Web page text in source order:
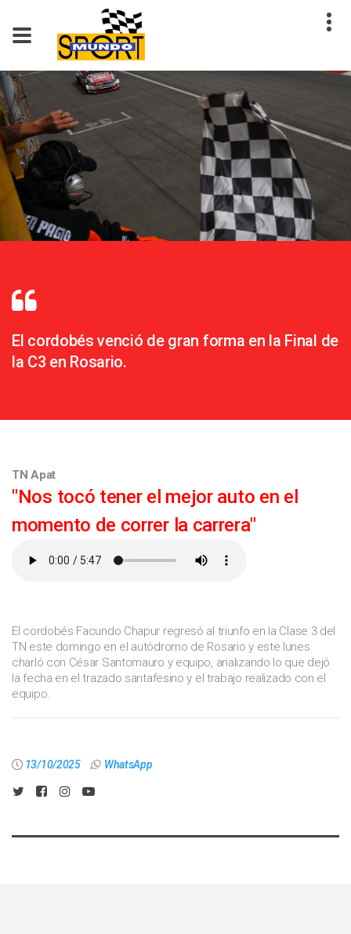
El cordobés venció de gran forma en la Final de
la C3 en Rosario.
TN Apat
"Nos tocó tener el mejor auto en el
momento de correr la carrera"
El cordobés Facundo Chapur regresó al triunfo en la Clase 3 del
TN este domingo en el autódromo de Rosario y este lunes
charló con César Santomauro y equipo, analizando lo que dejó
la fecha en el trazado santafesino y el trabajo realizado con el
equipo.
13/10/2025 WhatsApp